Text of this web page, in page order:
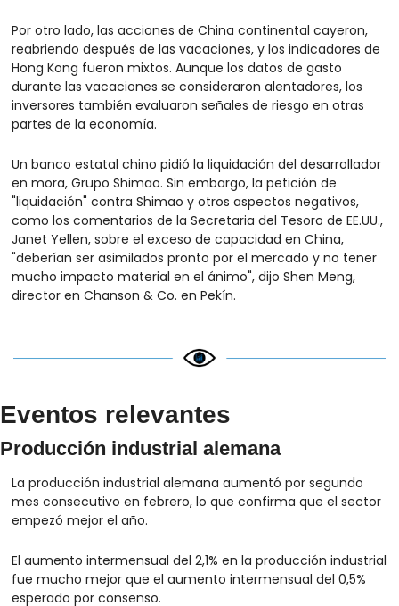
Por otro lado, las acciones de China continental cayeron,
reabriendo después de las vacaciones, y los indicadores de
Hong Kong fueron mixtos. Aunque los datos de gasto
durante las vacaciones se consideraron alentadores, los
inversores también evaluaron señales de riesgo en otras
partes de la economía.
Un banco estatal chino pidió la liquidación del desarrollador
en mora, Grupo Shimao. Sin embargo, la petición de
"liquidación" contra Shimao y otros aspectos negativos,
como los comentarios de la Secretaria del Tesoro de EE.UU.,
Janet Yellen, sobre el exceso de capacidad en China,
"deberían ser asimilados pronto por el mercado y no tener
mucho impacto material en el ánimo", dijo Shen Meng,
director en Chanson & Co. en Pekín.
Eventos relevantes
Producción industrial alemana
La producción industrial alemana aumentó por segundo
mes consecutivo en febrero, lo que confirma que el sector
empezó mejor el año.
El aumento intermensual del 2,1% en la producción industrial
fue mucho mejor que el aumento intermensual del 0,5%
esperado por consenso.